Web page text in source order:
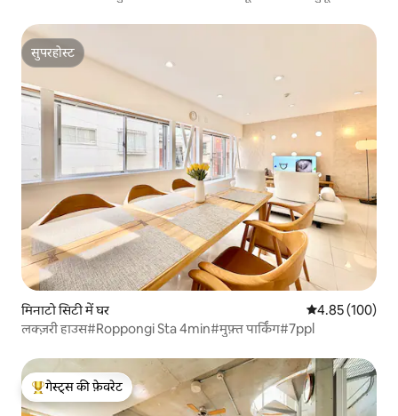
सुपरहोस्ट
सुपरहोस्ट
मिनाटो सिटी में घर औसत रेटिंग 5 में से
4.85 (100)
लक्ज़री हाउस#Roppongi Sta 4min#मुफ़्त पार्किंग#7ppl
गेस्ट्स का टॉप फ़ेवरेट
गेस्ट्स की फ़ेवरेट